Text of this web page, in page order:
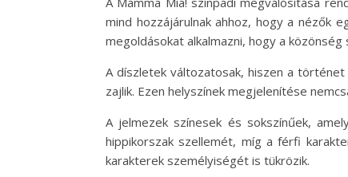
mind hozzájárulnak ahhoz, hogy a nézők
megoldásokat alkalmazni, hogy a
A díszletek változatosak, hiszen a
zajlik. Ezen helyszínek megjelenítése
A jelmezek színesek és sokszínűek,
hippikorszak szellemét, míg a férfi
karakterek személyiségét is tükrözik.